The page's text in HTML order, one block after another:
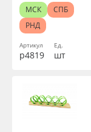
Артикул
р4819
Ед.
шт
МСК
СПБ
РНД